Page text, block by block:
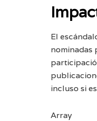
El
nominadas
incluso si
Array